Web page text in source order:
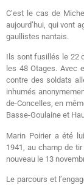
C’est le cas de
aujourd’hui, qui vont
gaullistes nantais.
Ils sont fusillés le 22
les 48 Otages. Avec
contre des soldats
inhumés
de-Concelles, en
Basse-Goulaine et
Marin Poirier a été
1941, au champ de
nouveau le 13
Le parcours et